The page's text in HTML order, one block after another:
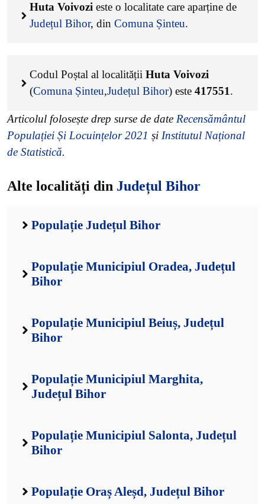
Huta Voivozi este o localitate care aparține de
Județul Bihor, din Comuna Șinteu.
Codul Poștal al localității Huta Voivozi
(Comuna Șinteu,Județul Bihor) este 417551.
Articolul folosește drep surse de date Recensământul
Populației Și Locuințelor 2021 și Institutul Național
de Statistică.
Alte localități din Județul Bihor
Populație Județul Bihor
Populație Municipiul Oradea, Județul
Bihor
Populație Municipiul Beiuș, Județul
Bihor
Populație Municipiul Marghita,
Județul Bihor
Populație Municipiul Salonta, Județul
Bihor
Populație Oraș Aleșd, Județul Bihor